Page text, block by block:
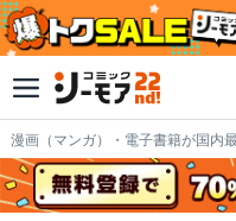
漫画（マンガ）・電子書籍が国内